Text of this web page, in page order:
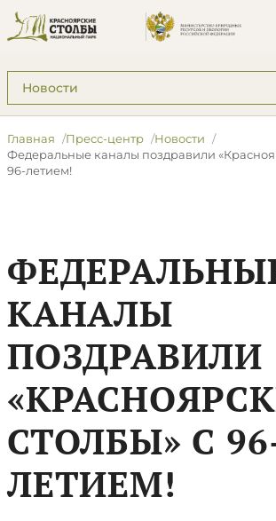
Подразделы: Пресс-центр
Главная Пресс-центр
Новости
Федеральные каналы поздравили
96-летием!
КАНАЛЫ
ПОЗДРАВИЛИ
СТОЛБЫ» С
ЛЕТИЕМ!